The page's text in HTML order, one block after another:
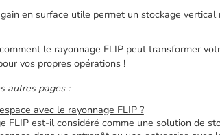
en surface utile permet un stockage
le rayonnage FLIP peut transformer
vos propres opérations !
autres pages :
avec le rayonnage FLIP ?
FLIP est-il considéré comme une solution de